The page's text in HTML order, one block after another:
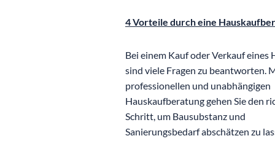
4 Vorteile durch eine
Bei einem Kauf oder Verkauf eines
sind viele Fragen zu beantworten.
professionellen und unabhängigen
Hauskaufberatung gehen Sie den
Schritt, um Bausubstanz und
Sanierungsbedarf abschätzen zu